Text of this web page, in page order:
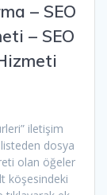
– SEO
– SEO
iletişim
dosya
olan öğeler
köşesindeki